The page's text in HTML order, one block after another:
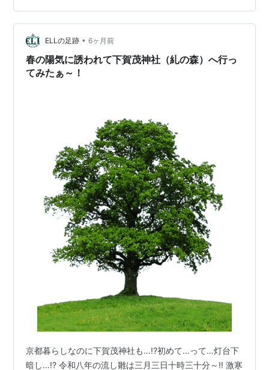
ニングが1700円(*´Д｀)ランチより高いでしょ,、インバ
ウンド価格か そろそろ戻ります、八坂の塔から祇園を抜
けます 祇園四条駅から京阪電車に乗ります、出町柳駅で
下車して 少し歩きます ココに喫茶makiさんが有ります
…
ELLの足跡 • 6ヶ月前
春の陽気に誘われて下賀茂神社（糺の森）へ行っ
てみたぁ～！
京都暮らしなのに下賀茂神社も…!?初めて…って…灯台下
暗し…!? 令和八年の流し雛は三月三日十時三十分～!! 激寒